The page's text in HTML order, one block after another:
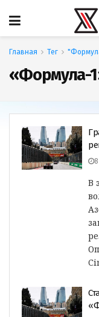
Главная Тег
«Формула-
В